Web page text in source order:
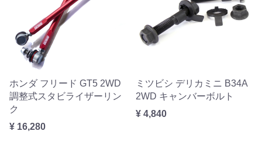
ホンダ フリード GT5 2WD
調整式スタビライザーリン
ク
¥ 16,280
ミツビシ デリカミニ B34A
2WD キャンバーボルト
¥ 4,840